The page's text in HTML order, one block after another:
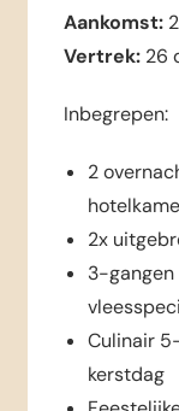
Aankomst:
Vertrek: 26
Inbegrepen:
2
2x
3-
Culinair
kerstdag